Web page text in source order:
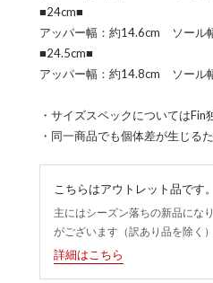
■24cm■
アッパー幅：約14.6cm ソー
■24.5cm■
アッパー幅：約14.8cm ソー
・サイズスペックについてはFin
・同一商品でも個体差が生じる
こちらはアウトレット品です。
主にはシーズン落ちの新品にな
がございます（訳あり品を除く）
詳細はこちら